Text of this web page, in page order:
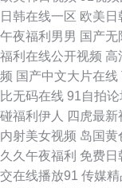
久久 玖玖色资源网 91
线gv 国产精品丝袜在
日本理论片在线观看
性爱aⅴ 精品极品免费
B大片 自拍情h片放 亚
日韩在线一区 欧美日
午夜福利男男 国产无
福利在线公开视频 高
频 国产中文大片在线
比无码在线 91自拍
碰福利伊人
四虎最新
内射美女视频 岛国黄
久久午夜福利 免费日
交在线播放91 传媒精